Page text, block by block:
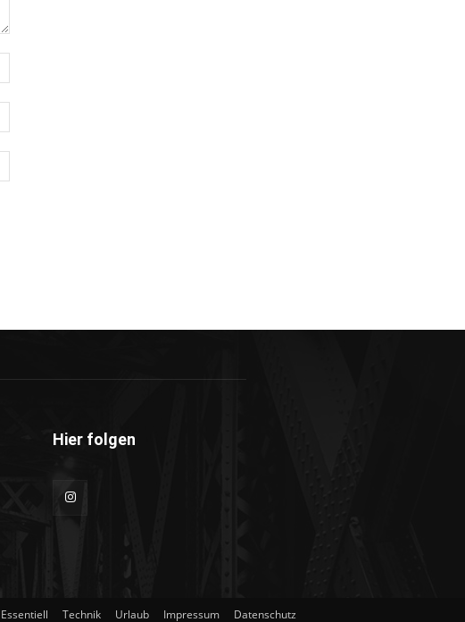
Hier folgen
Essentiell Technik Urlaub Impressum Datenschutz